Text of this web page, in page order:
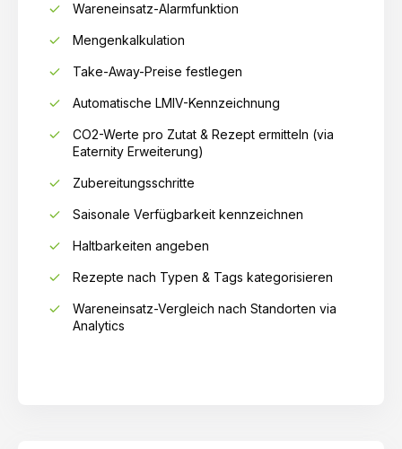
Wareneinsatz-Alarmfunktion
Mengenkalkulation
Take-Away-Preise festlegen
Automatische LMIV-Kennzeichnung
CO2-Werte pro Zutat & Rezept ermitteln (via
Eaternity Erweiterung)
Zubereitungsschritte
Saisonale Verfügbarkeit kennzeichnen
Haltbarkeiten angeben
Rezepte nach Typen & Tags kategorisieren
Wareneinsatz-Vergleich nach Standorten via
Analytics